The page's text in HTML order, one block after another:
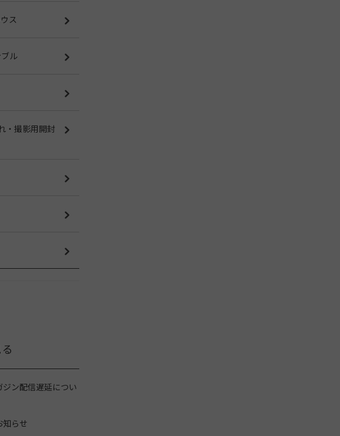
ス
ル
・撮影用開封
ジン配信遅延につい
知らせ